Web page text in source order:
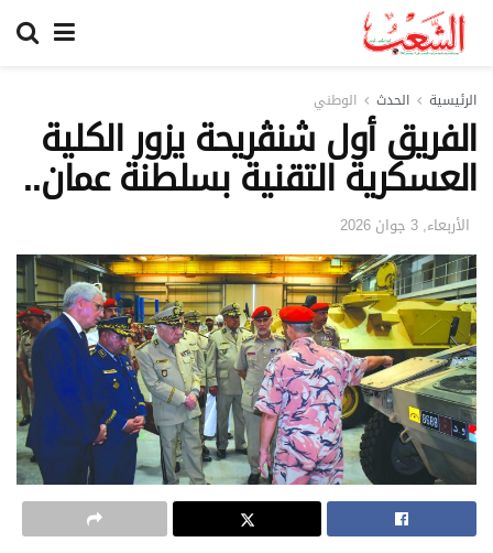
الرئيسية الحدث الوطني
الفريق أول شنڤريحة يزور الكلية
العسكرية التقنية بسلطنة عمان..
الأربعاء, 3 جوان 2026